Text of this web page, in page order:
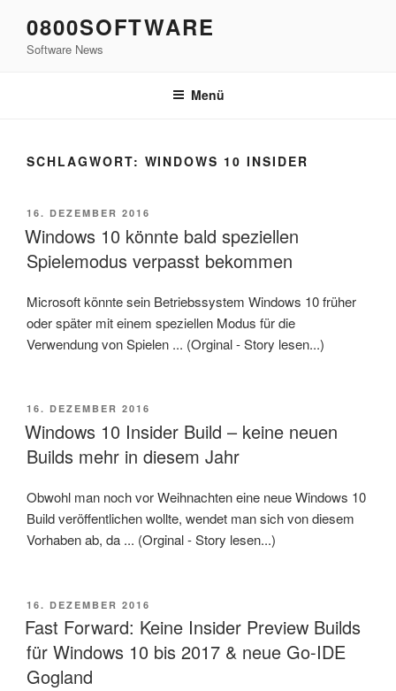
Inhalt
springen
0800SOFTWARE
Software News
Menü
SCHLAGWORT: WINDOWS 10 INSIDER
VERÖFFENTLICHT
AM
16. DEZEMBER 2016
Windows 10 könnte bald speziellen
Spielemodus verpasst bekommen
Microsoft könnte sein Betriebssystem Windows 10 früher
oder später mit einem speziellen Modus für die
Verwendung von Spielen ... (Orginal - Story lesen...)
VERÖFFENTLICHT
AM
16. DEZEMBER 2016
Windows 10 Insider Build – keine neuen
Builds mehr in diesem Jahr
Obwohl man noch vor Weihnachten eine neue Windows 10
Build veröffentlichen wollte, wendet man sich von diesem
Vorhaben ab, da ... (Orginal - Story lesen...)
VERÖFFENTLICHT
AM
16. DEZEMBER 2016
Fast Forward: Keine Insider Preview Builds
für Windows 10 bis 2017 & neue Go-IDE
Gogland